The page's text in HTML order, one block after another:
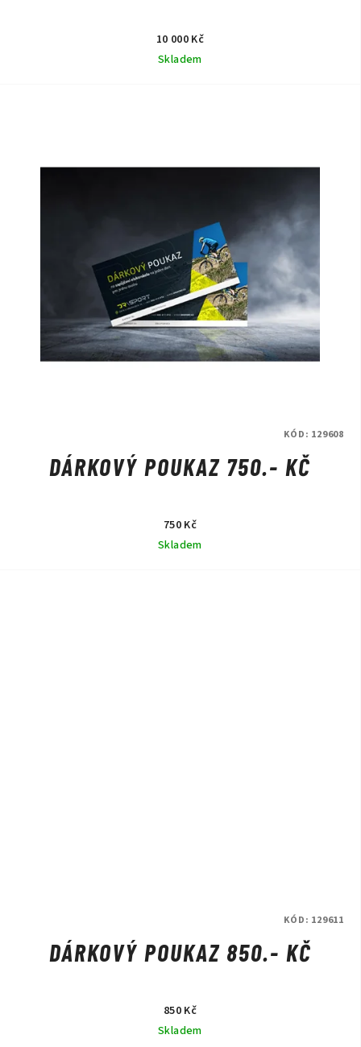
10 000 Kč
Skladem
DÁRKOVÝ POUKAZ 750.- KČ
750 Kč
Skladem
KÓD: 129608
DÁRKOVÝ POUKAZ 850.- KČ
850 Kč
Skladem
KÓD: 129611